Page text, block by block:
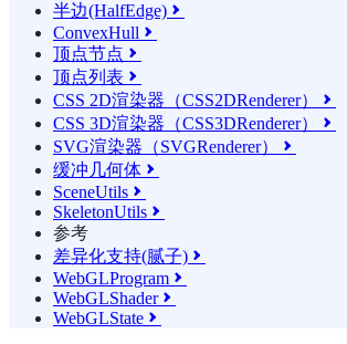
半边(HalfEdge) 
ConvexHull 
顶点节点 
顶点列表 
CSS 2D渲染器（CSS2DRenderer） 
CSS 3D渲染器（CSS3DRenderer） 
SVG渲染器（SVGRenderer） 
缓冲几何体 
SceneUtils 
SkeletonUtils 
参考
差异化支持(腻子) 
WebGLProgram 
WebGLShader
WebGLState 